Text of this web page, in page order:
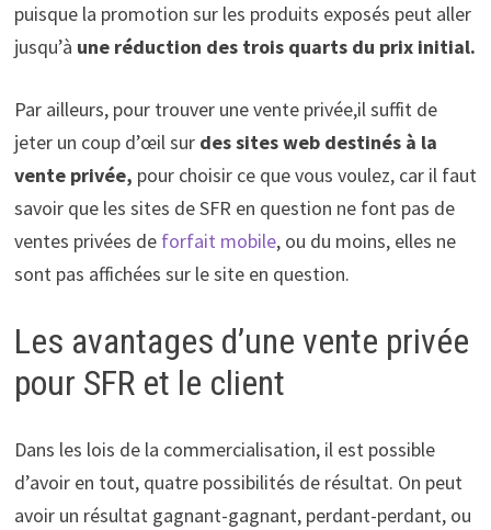
puisque la promotion sur les produits exposés peut aller
jusqu’à une réduction des trois quarts du prix initial.
Par ailleurs, pour trouver une vente privée,il suffit de
jeter un coup d’œil sur des sites web destinés à la
vente privée, pour choisir ce que vous voulez, car il faut
savoir que les sites de SFR en question ne font pas de
ventes privées de forfait mobile, ou du moins, elles ne
sont pas affichées sur le site en question.
Les avantages d’une vente privée
pour SFR et le client
Dans les lois de la commercialisation, il est possible
d’avoir en tout, quatre possibilités de résultat. On peut
avoir un résultat gagnant-gagnant, perdant-perdant, ou